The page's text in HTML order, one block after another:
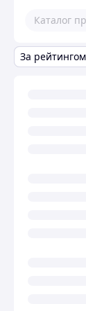
Каталог
За рейтингом